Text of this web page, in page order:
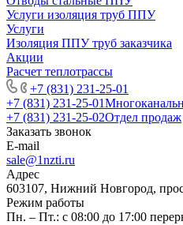
Услуги изоляция труб ППУ
Услуги
Изоляция ППУ труб заказчика
Акции
Расчет теплотрассы
+7 (831) 231-25-01
+7 (831) 231-25-01
+7 (831) 231-25-02Отдел продаж
Заказать звонок
E-mail
sale@1nzti.ru
Адрес
603107, Нижний Новгород,
Режим работы
Пн. – Пт.: с 08:00 до 17:00